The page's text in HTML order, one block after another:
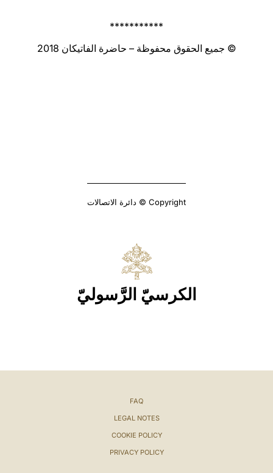
***********
© جميع الحقوق محفوظة – حاضرة الفاتيكان 2018
Copyright © دائرة الاتصالات
الكرسيّ الرَّسوليّ
FAQ
LEGAL NOTES
COOKIE POLICY
PRIVACY POLICY